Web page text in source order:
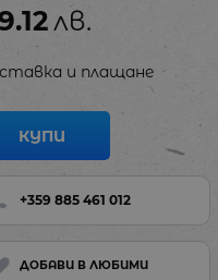
лв.
и плащане
КУПИ
+359 885 461 012
ДОБАВИ В ЛЮБИМИ